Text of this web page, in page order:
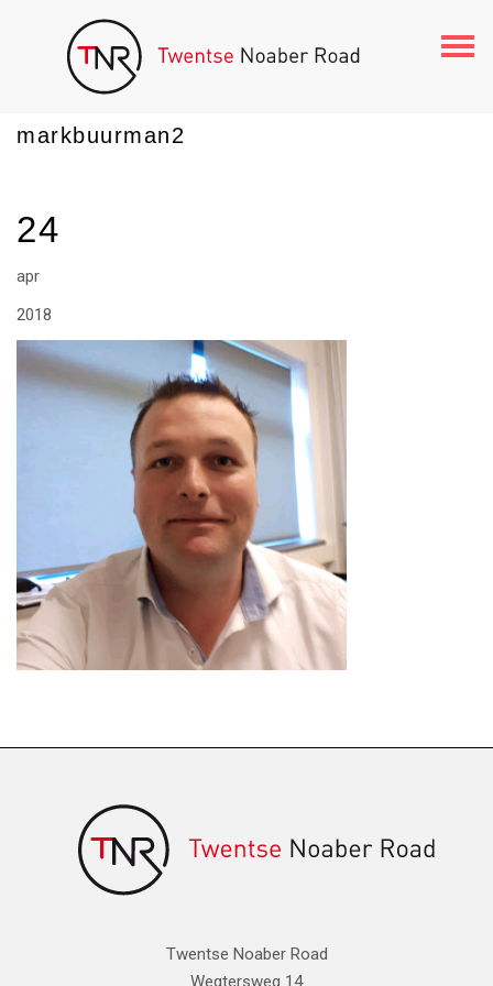
markbuurman2
24
apr
2018
Twentse Noaber Road
Wegtersweg 14